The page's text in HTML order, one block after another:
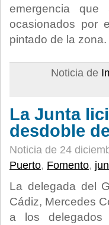
emergencia
ocasionados por
pintado de la zona.
Noticia de
La Junta
desdoble
Noticia de 24
Puerto, Fomento,
La delegada del
Cádiz, Mercedes
a los delegados